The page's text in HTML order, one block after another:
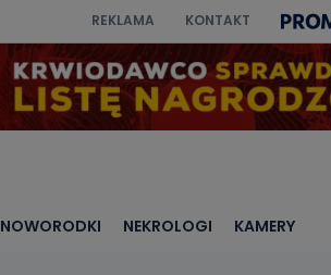
REKLAMA KONTAKT
NOWORODKI NEKROLOGI KAMERY